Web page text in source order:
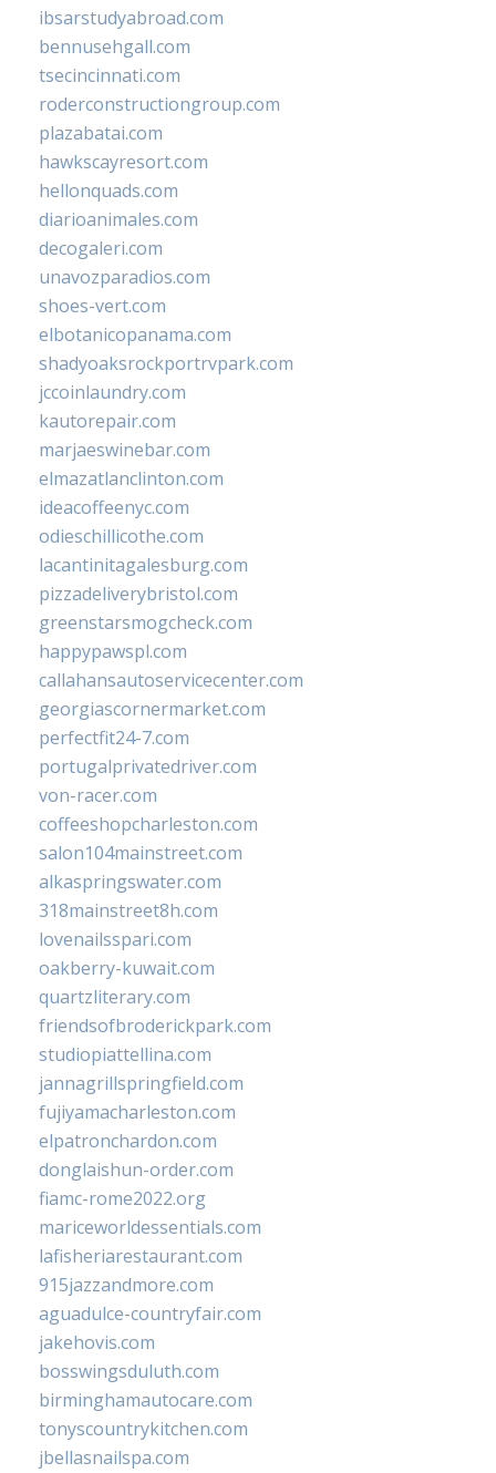
ibsarstudyabroad.com
bennusehgall.com
tsecincinnati.com
roderconstructiongroup.com
plazabatai.com
hawkscayresort.com
hellonquads.com
diarioanimales.com
decogaleri.com
unavozparadios.com
shoes-vert.com
elbotanicopanama.com
shadyoaksrockportrvpark.com
jccoinlaundry.com
kautorepair.com
marjaeswinebar.com
elmazatlanclinton.com
ideacoffeenyc.com
odieschillicothe.com
lacantinitagalesburg.com
pizzadeliverybristol.com
greenstarsmogcheck.com
happypawspl.com
callahansautoservicecenter.com
georgiascornermarket.com
perfectfit24-7.com
portugalprivatedriver.com
von-racer.com
coffeeshopcharleston.com
salon104mainstreet.com
alkaspringswater.com
318mainstreet8h.com
lovenailsspari.com
oakberry-kuwait.com
quartzliterary.com
friendsofbroderickpark.com
studiopiattellina.com
jannagrillspringfield.com
fujiyamacharleston.com
elpatronchardon.com
donglaishun-order.com
fiamc-rome2022.org
mariceworldessentials.com
lafisheriarestaurant.com
915jazzandmore.com
aguadulce-countryfair.com
jakehovis.com
bosswingsduluth.com
birminghamautocare.com
tonyscountrykitchen.com
jbellasnailspa.com